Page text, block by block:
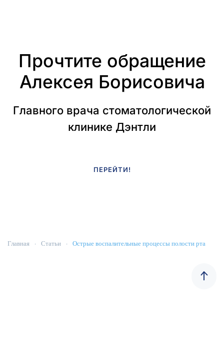
Прочтите обращение
Алексея Борисовича
Главного врача стоматологической
клинике Дэнтли
ПЕРЕЙТИ!
Главная Статьи Острые воспалительные процессы полости рта